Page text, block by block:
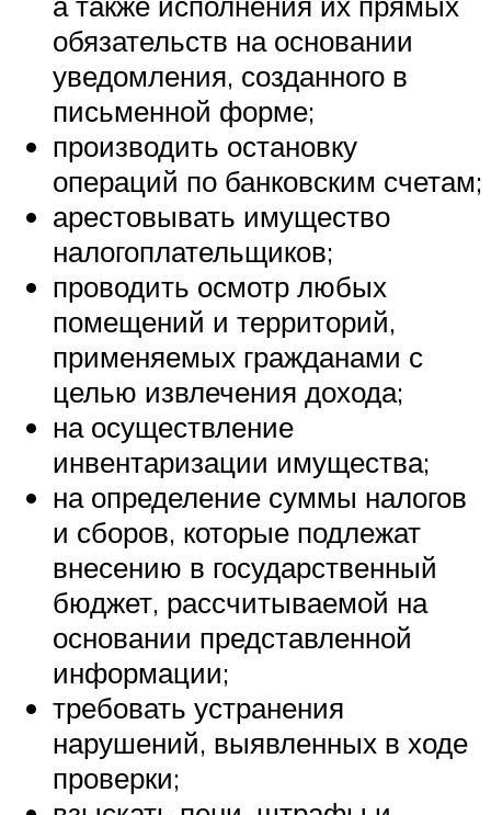
обязательств на основании
уведомления, созданного в
письменной форме;
производить остановку
операций по банковским счетам;
арестовывать имущество
налогоплательщиков;
проводить осмотр любых
помещений и территорий,
применяемых гражданами с
целью извлечения дохода;
на осуществление
инвентаризации имущества;
на определение суммы налогов
и сборов, которые подлежат
внесению в государственный
бюджет, рассчитываемой на
основании представленной
информации;
требовать устранения
нарушений, выявленных в ходе
проверки;